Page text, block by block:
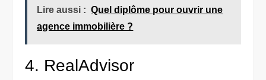
Lire aussi : Quel diplôme pour ouvrir une
agence immobilière ?
4. RealAdvisor